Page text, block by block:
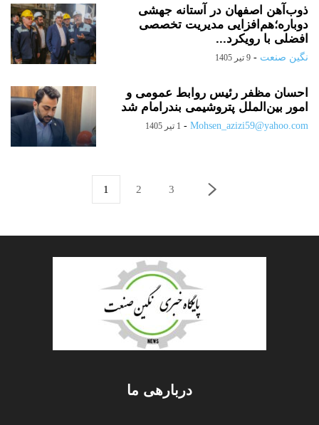
ذوب‌آهن اصفهان در آستانه جهشی
دوباره؛هم‌افزایی مدیریت تخصصی
افضلی با رویکرد...
نگین صنعت - 9 تیر 1405
احسان مظفر رئیس روابط عمومی و
امور بین‌الملل پتروشیمی بندرامام شد
Mohsen_azizi59@yahoo.com
- 1 تیر 1405
1 2 3
دربارهی ما